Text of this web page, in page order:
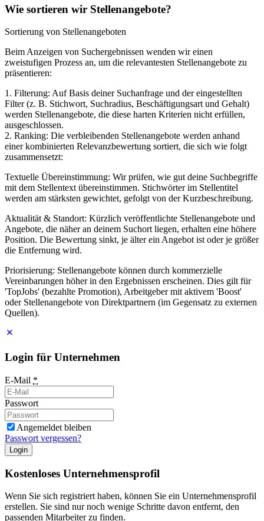
Wie sortieren wir Stellenangebote?
Sortierung von Stellenangeboten
Beim Anzeigen von Suchergebnissen wenden wir einen
zweistufigen Prozess an, um die relevantesten Stellenangebote zu
präsentieren:
1. Filterung: Auf Basis deiner Suchanfrage und der eingestellten
Filter (z. B. Stichwort, Suchradius, Beschäftigungsart und Gehalt)
werden Stellenangebote, die diese harten Kriterien nicht erfüllen,
ausgeschlossen.
2. Ranking: Die verbleibenden Stellenangebote werden anhand
einer kombinierten Relevanzbewertung sortiert, die sich wie folgt
zusammensetzt:
Textuelle Übereinstimmung: Wir prüfen, wie gut deine Suchbegriffe
mit dem Stellentext übereinstimmen. Stichwörter im Stellentitel
werden am stärksten gewichtet, gefolgt von der Kurzbeschreibung.
Aktualität & Standort: Kürzlich veröffentlichte Stellenangebote und
Angebote, die näher an deinem Suchort liegen, erhalten eine höhere
Position. Die Bewertung sinkt, je älter ein Angebot ist oder je größer
die Entfernung wird.
Priorisierung: Stellenangebote können durch kommerzielle
Vereinbarungen höher in den Ergebnissen erscheinen. Dies gilt für
'TopJobs' (bezahlte Promotion), Arbeitgeber mit aktivem 'Boost'
oder Stellenangebote von Direktpartnern (im Gegensatz zu externen
Quellen).
Login für Unternehmen
E-Mail *
Passwort
Angemeldet bleiben
Passwort vergessen?
Login
Kostenloses Unternehmensprofil
Wenn Sie sich registriert haben, können Sie ein Unternehmensprofil
erstellen. Sie sind nur noch wenige Schritte davon entfernt, den
passenden Mitarbeiter zu finden.